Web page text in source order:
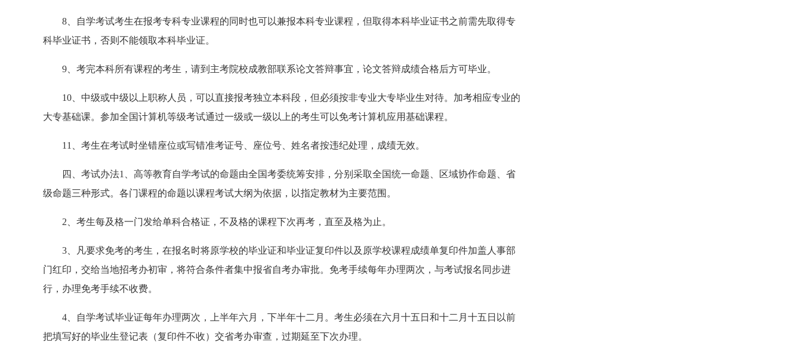
8、自学考试考生在报考专科专业课程的同时也可以兼报本科专业课程，但取得本科毕业证书之前需先取得专
科毕业证书，否则不能领取本科毕业证。
9、考完本科所有课程的考生，请到主考院校成教部联系论文答辩事宜，论文答辩成绩合格后方可毕业。
10、中级或中级以上职称人员，可以直接报考独立本科段，但必须按非专业大专毕业生对待。加考相应专业的
大专基础课。参加全国计算机等级考试通过一级或一级以上的考生可以免考计算机应用基础课程。
11、考生在考试时坐错座位或写错准考证号、座位号、姓名者按违纪处理，成绩无效。
四、考试办法1、高等教育自学考试的命题由全国考委统筹安排，分别采取全国统一命题、区域协作命题、省
级命题三种形式。各门课程的命题以课程考试大纲为依据，以指定教材为主要范围。
2、考生每及格一门发给单科合格证，不及格的课程下次再考，直至及格为止。
3、凡要求免考的考生，在报名时将原学校的毕业证和毕业证复印件以及原学校课程成绩单复印件加盖人事部
门红印，交给当地招考办初审，将符合条件者集中报省自考办审批。免考手续每年办理两次，与考试报名同步进
行，办理免考手续不收费。
4、自学考试毕业证每年办理两次，上半年六月，下半年十二月。考生必须在六月十五日和十二月十五日以前
把填写好的毕业生登记表（复印件不收）交省考办审查，过期延至下次办理。